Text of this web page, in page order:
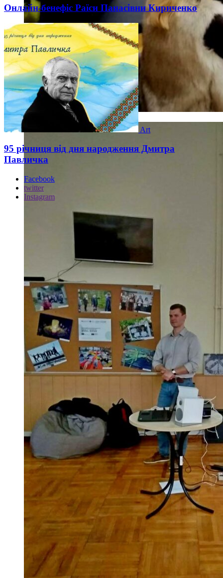
Онлайн-бенефіс Раїси Панасівни Кириченко
Art
95 річниця від дня народження Дмитра
Павличка
Facebook
twitter
Instagram